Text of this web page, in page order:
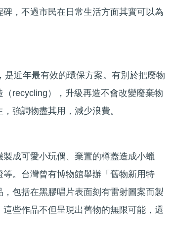
，不過市民在日常生活方面其實可以為
近年最有效的環保方案。有別於把廢物
recycling），升級再造不會改變廢棄物
強調物盡其用，減少浪費。
成可愛小玩偶、棄置的樽蓋造成小蠟
。台灣曾有博物館舉辦「舊物新用特
包括在黑膠唱片表面刻有雷射圖案而製
些作品不但呈現出舊物的無限可能，還